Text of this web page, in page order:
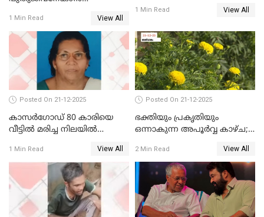
എറണാകുളം സർക്കാർ
ജനറൽ
ആശുപത്രിയിലെത്തിച്ചു
1 Min Read View All
1 Min Read View All
Posted On 21-12-2025
കാസർഗോഡ് 80 കാരിയെ
വീട്ടിൽ മരിച്ച നിലയിൽ
1 Min Read View All
Posted On 21-12-2025
ഭക്തിയും പ്രകൃതിയും
ഒന്നാകുന്ന അപൂര്‍വ്വ കാഴ്ച;
കാഴ്ചാനുഭവമൊരുക്കി
ശബരീ നന്ദനം
2 Min Read View All